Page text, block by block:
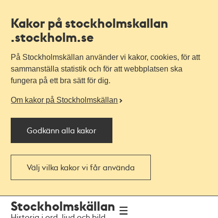
Kakor på stockholmskallan
.stockholm.se
På Stockholmskällan använder vi kakor, cookies, för att
sammanställa statistik och för att webbplatsen ska
fungera på ett bra sätt för dig.
Om kakor på Stockholmskällan
Godkänn alla kakor
Välj vilka kakor vi får använda
navigationen
huvudinnehållet
Stockholmskällan